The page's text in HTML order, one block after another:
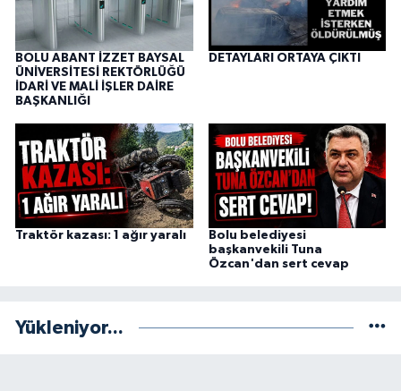
BOLU ABANT İZZET BAYSAL
ÜNİVERSİTESİ REKTÖRLÜĞÜ
İDARİ VE MALİ İŞLER DAİRE
BAŞKANLIĞI
DETAYLARI ORTAYA ÇIKTI
Traktör kazası: 1 ağır yaralı
Bolu belediyesi
başkanvekili Tuna
Özcan'dan sert cevap
Yükleniyor...